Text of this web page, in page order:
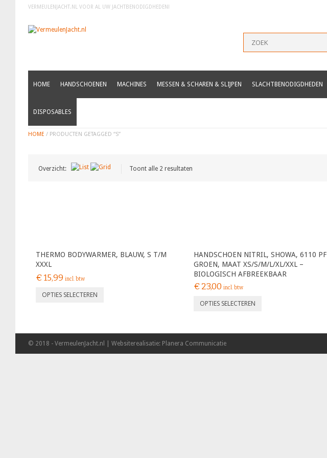
VERMEULENJACHT.NL VOOR AL UW JACHTBENODIGDHEDEN!
HOME HANDSCHOENEN MACHINES MESSEN & SCHAREN & SLIJPEN SLACHTBENODIGDHEDEN
DISPOSABLES
S
HOME / PRODUCTEN GETAGGED “S”
Overzicht: Toont alle 2 resultaten
THERMO BODYWARMER, BLAUW, S T/M
XXXL
€15,99 incl. btw
OPTIES SELECTEREN
HANDSCHOEN NITRIL, SHOWA, 6110 PF
GROEN, MAAT XS/S/M/L/XL/XXL –
BIOLOGISCH AFBREEKBAAR
€ 23,00 incl. btw
OPTIES SELECTEREN
© 2018 - VermeulenJacht.nl | Websiterealisatie: Planera Communicatie